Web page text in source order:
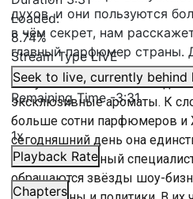
Loaded:
8.74%
Stream TypeLIVE
Seek to live, currently behind
Remaining Time-3:31
1x
Playback Rate
Chapters
духов, и они пользуются
в чём секрет, нам
главный парфюмер страны.
Вот уже 30 лет Жанна
эксклюзивные ароматы. К
больше сотни парфюмеров и
сегодняшний день она
дипломированный
обращаются звёзды шоу-